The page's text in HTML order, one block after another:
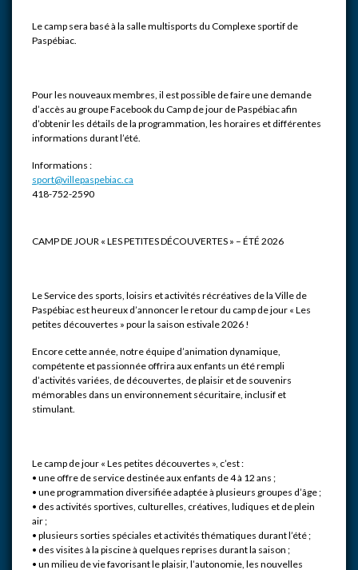
Le camp sera basé à la salle multisports du Complexe sportif de
Paspébiac.
Pour les nouveaux membres, il est possible de faire une demande
d’accès au groupe Facebook du Camp de jour de Paspébiac afin
d’obtenir les détails de la programmation, les horaires et différentes
informations durant l’été.
Informations :
sport@villepaspebiac.ca
418-752-2590
CAMP DE JOUR « LES PETITES DÉCOUVERTES » – ÉTÉ 2026
Le Service des sports, loisirs et activités récréatives de la Ville de
Paspébiac est heureux d’annoncer le retour du camp de jour « Les
petites découvertes » pour la saison estivale 2026 !
Encore cette année, notre équipe d’animation dynamique,
compétente et passionnée offrira aux enfants un été rempli
d’activités variées, de découvertes, de plaisir et de souvenirs
mémorables dans un environnement sécuritaire, inclusif et
stimulant.
Le camp de jour « Les petites découvertes », c’est :
• une offre de service destinée aux enfants de 4 à 12 ans ;
• une programmation diversifiée adaptée à plusieurs groupes d’âge ;
• des activités sportives, culturelles, créatives, ludiques et de plein
air ;
• plusieurs sorties spéciales et activités thématiques durant l’été ;
• des visites à la piscine à quelques reprises durant la saison ;
• un milieu de vie favorisant le plaisir, l’autonomie, les nouvelles